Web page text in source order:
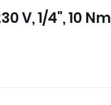
V, 1/4", 10 Nm